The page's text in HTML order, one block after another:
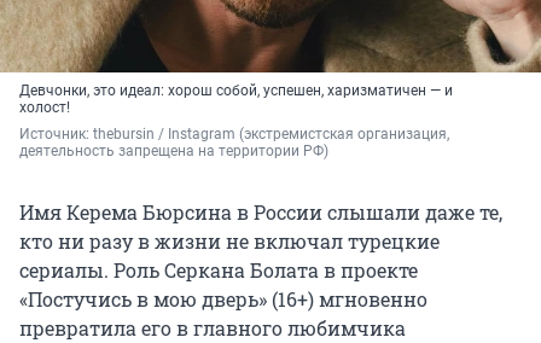
Девчонки, это идеал: хорош собой, успешен, харизматичен — и
холост!
Источник: thebursin / Instagram (экстремистская организация,
деятельность запрещена на территории РФ)
Имя Керема Бюрсина в России слышали даже те,
кто ни разу в жизни не включал турецкие
сериалы. Роль Серкана Болата в проекте
«Постучись в мою дверь» (16+) мгновенно
превратила его в главного любимчика